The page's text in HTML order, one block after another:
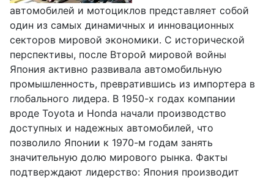
автомобилей и мотоциклов представляет собой
один из самых динамичных и инновационных
секторов мировой экономики. С исторической
перспективы, после Второй мировой войны
Япония активно развивала автомобильную
промышленность, превратившись из импортера в
глобального лидера. В 1950-х годах компании
вроде Toyota и Honda начали производство
доступных и надежных автомобилей, что
позволило Японии к 1970-м годам занять
значительную долю мирового рынка. Факты
подтверждают лидерство: Япония производит